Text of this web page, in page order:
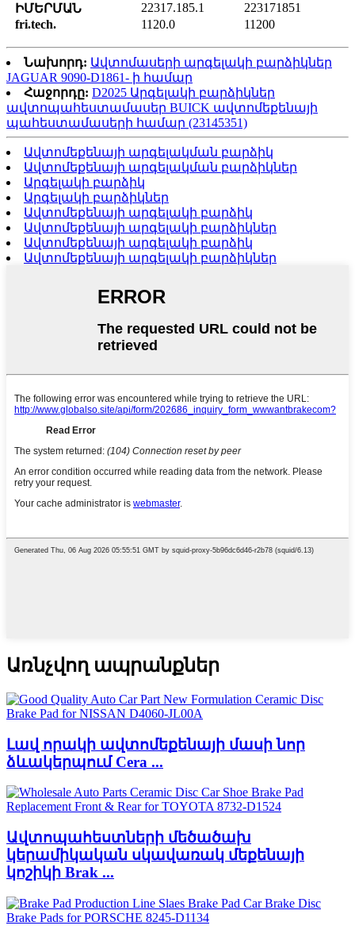
ԻՄԵՐՄԱՆ
22317.185.1
223171851
fri.tech.
1120.0 11200
Նախորդ: Ավտոմասերի արգելակի բարձիկներ
JAGUAR 9090-D1861- ի համար
Հաջորդը: D2025 Արգելակի բարձիկներ
ավտոպահեստամասեր BUICK ավտոմեքենայի
պահեստամասերի համար (23145351)
Ավտոմեքենայի արգելակման բարձիկ
Ավտոմեքենայի արգելակման բարձիկներ
Արգելակի բարձիկ
Արգելակի բարձիկներ
Ավտոմեքենայի արգելակի բարձիկ
Ավտոմեքենայի արգելակի բարձիկներ
Ավտոմեքենայի արգելակի բարձիկ
Ավտոմեքենայի արգելակի բարձիկներ
Առնչվող ապրանքներ
Լավ որակի ավտոմեքենայի մասի նոր
ձևակերպում Cera ...
Ավտոպահեստների մեծածախ
կերամիկական սկավառակ մեքենայի
կոշիկի Brak ...